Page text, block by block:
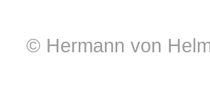
© Hermann von